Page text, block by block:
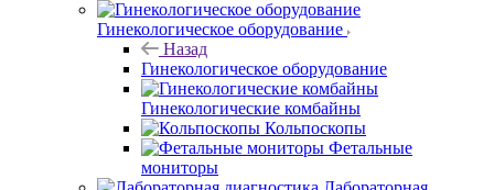
Гинекологическое оборудование
Назад
Гинекологическое оборудование
Гинекологические комбайны
Кольпоскопы
Фетальные
мониторы